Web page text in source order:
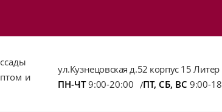
и
ул.Кузнецовская д.52 корпус 15
ПН-ЧТ9:00-20:00 /ПТ, СБ, ВС 9:00-